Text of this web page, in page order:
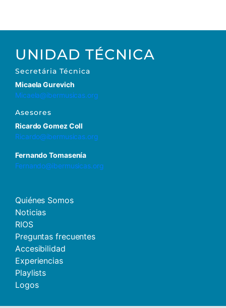
UNIDAD TÉCNICA
Secretária Técnica
Micaela Gurevich
Micaela@ibermusicas.org
Asesores
Ricardo Gomez Coll
Ricardo@ibermusicas.org
Fernando Tomasenía
Fernando@ibermusicas.org
Quiénes Somos
Noticias
RIOS
Preguntas frecuentes
Accesibilidad
Experiencias
Playlists
Logos